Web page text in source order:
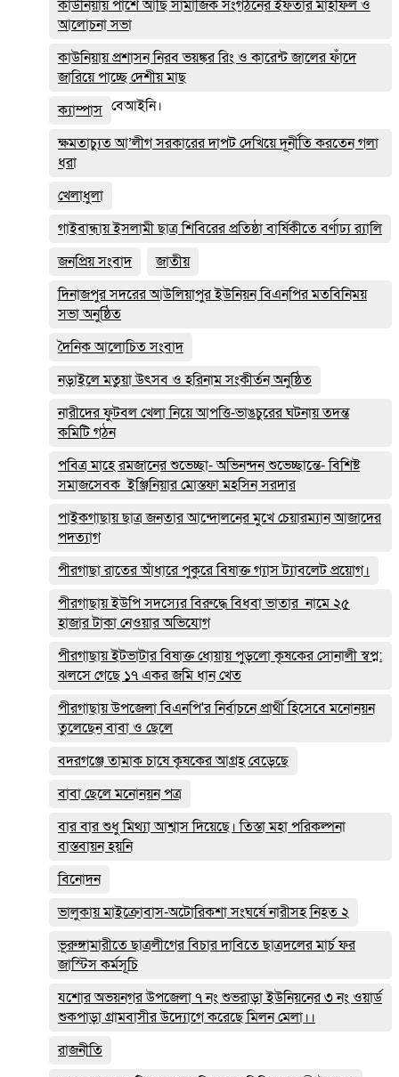
কাউনিয়ায় পাশে আছি সামাজিক সংগঠনের ইফতার মাহফিল ও
আলোচনা সভা
কাউনিয়ায় প্রশাসন নিরব ভয়ঙ্কর রিং ও কারেন্ট জালের ফাঁদে
জারিয়ে পাচ্ছে দেশীয় মাছ
ক্যাম্পাস
ক্ষমতাচ্যুত আ’লীগ সরকারের দাপট দেখিয়ে দূর্নীতি করতেন গলা
ধরা
খেলাধুলা
গাইবান্ধায় ইসলামী ছাত্র শিবিরের প্রতিষ্ঠা বার্ষিকীতে বর্ণাঢ্য র‌্যালি
জনপ্রিয় সংবাদ
জাতীয়
দিনাজপুর সদরের আউলিয়াপুর ইউনিয়ন বিএনপির মতবিনিময়
সভা অনুষ্ঠিত
দৈনিক আলোচিত সংবাদ
নড়াইলে মতুয়া উৎসব ও হরিনাম সংকীর্তন অনুষ্ঠিত
নারীদের ফুটবল খেলা নিয়ে আপত্তি-ভাঙচুরের ঘটনায় তদন্ত
কমিটি গঠন
পবিত্র মাহে রমজানের শুভেচ্ছা- অভিনন্দন শুভেচ্ছান্তে- বিশিষ্ট
সমাজসেবক ইঞ্জিনিয়ার মোস্তফা মহসিন সরদার
পাইকগাছায় ছাত্র জনতার আন্দোলনের মুখে চেয়ারম্যান আজাদের
পদত্যাগ
পীরগাছা রাতের আঁধারে পুকুরে বিষাক্ত গ্যাস ট্যাবলেট প্রয়োগ।
পীরগাছায় ইউপি সদস্যের বিরুদ্ধে বিধবা ভাতার নামে ২৫
হাজার টাকা নেওয়ার অভিযোগ
পীরগাছায় ইটভাটার বিষাক্ত ধোয়ায় পুড়লো কৃষকের সোনালী স্বপ্ন:
ঝলসে গেছে ১৭ একর জমি ধান খেত
পীরগাছায় উপজেলা বিএনপি'র নির্বাচনে প্রার্থী হিসেবে মনোনয়ন
তুলেছেন বাবা ও ছেলে
বদরগঞ্জে তামাক চাষে কৃষকের আগ্রহ বেড়েছে
বাবা ছেলে মনোনয়ন পত্র
বার বার শুধু মিথ্যা আশ্বাস দিয়েছে। তিস্তা মহা পরিকল্পনা
বাস্তবায়ন হয়নি
বিনোদন
ভালুকায় মাইক্রোবাস-অটোরিকশা সংঘর্ষে নারীসহ নিহত ২
ভূরুঙ্গামারীতে ছাত্রলীগের বিচার দাবিতে ছাত্রদলের মার্চ ফর
জাস্টিস কর্মসূচি
যশোর অভয়নগর উপজেলা ৭ নং শুভরাড়া ইউনিয়নের ৩ নং ওয়ার্ড
শুকপাড়া গ্রামবাসীর উদ্যোগে করেছে মিলন মেলা।।
রাজনীতি
বেআইনি।